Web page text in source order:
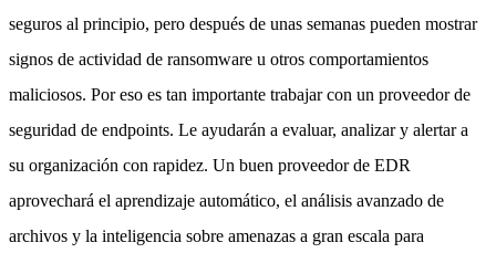
seguros al principio, pero después de unas semanas pueden mostrar
signos de actividad de ransomware u otros comportamientos
maliciosos. Por eso es tan importante trabajar con un proveedor de
seguridad de endpoints. Le ayudarán a evaluar, analizar y alertar a
su organización con rapidez. Un buen proveedor de EDR
aprovechará el aprendizaje automático, el análisis avanzado de
archivos y la inteligencia sobre amenazas a gran escala para